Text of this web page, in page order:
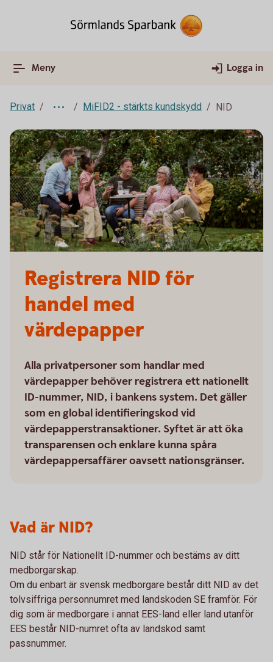
Meny Logga in
Privat MiFID2 - stärkts kundskydd NID
Registrera NID för
handel med
värdepapper
Alla privatpersoner som handlar med
värdepapper behöver registrera ett nationellt
ID-nummer, NID, i bankens system. Det gäller
som en global identifieringskod vid
värdepapperstransaktioner. Syftet är att öka
transparensen och enklare kunna spåra
värdepappersaffärer oavsett nationsgränser.
Vad är NID?
NID står för Nationellt ID-nummer och bestäms av ditt
medborgarskap.
Om du enbart är svensk medborgare består ditt NID av det
tolvsiffriga personnumret med landskoden SE framför. För
dig som är medborgare i annat EES-land eller land utanför
EES består NID-numret ofta av landskod samt
passnummer.